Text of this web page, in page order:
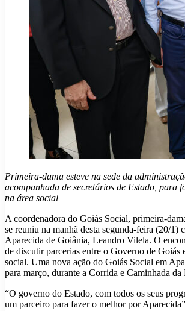
Primeira-dama esteve na sede da
acompanhada de secretários de Estado, para
na área social
A coordenadora do Goiás Social, primeira-
se reuniu na manhã desta segunda-feira (20/1)
Aparecida de Goiânia, Leandro Vilela. O
de discutir parcerias entre o Governo de Goiás
social. Uma nova ação do Goiás Social em
para março, durante a Corrida e Caminhada da
“O governo do Estado, com todos os seus
um parceiro para fazer o melhor por